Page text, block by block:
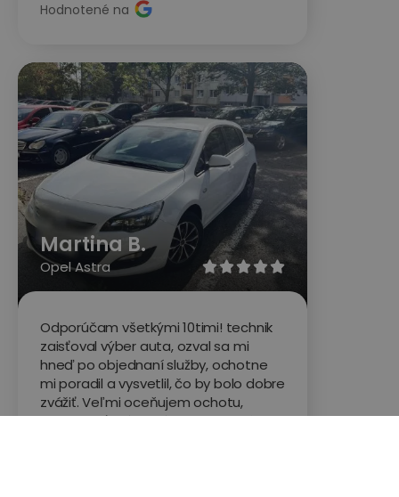
Hodnotené na

Martina B.
Opel Astra
Odporúčam všetkými 10timi! technik
zaisťoval výber auta, ozval sa mi
hneď po objednaní služby, ochotne
mi poradil a vysvetlil, čo by bolo dobre
zvážiť. Veľmi oceňujem ochotu,
trpezlivosť, príjemný a profesionálny